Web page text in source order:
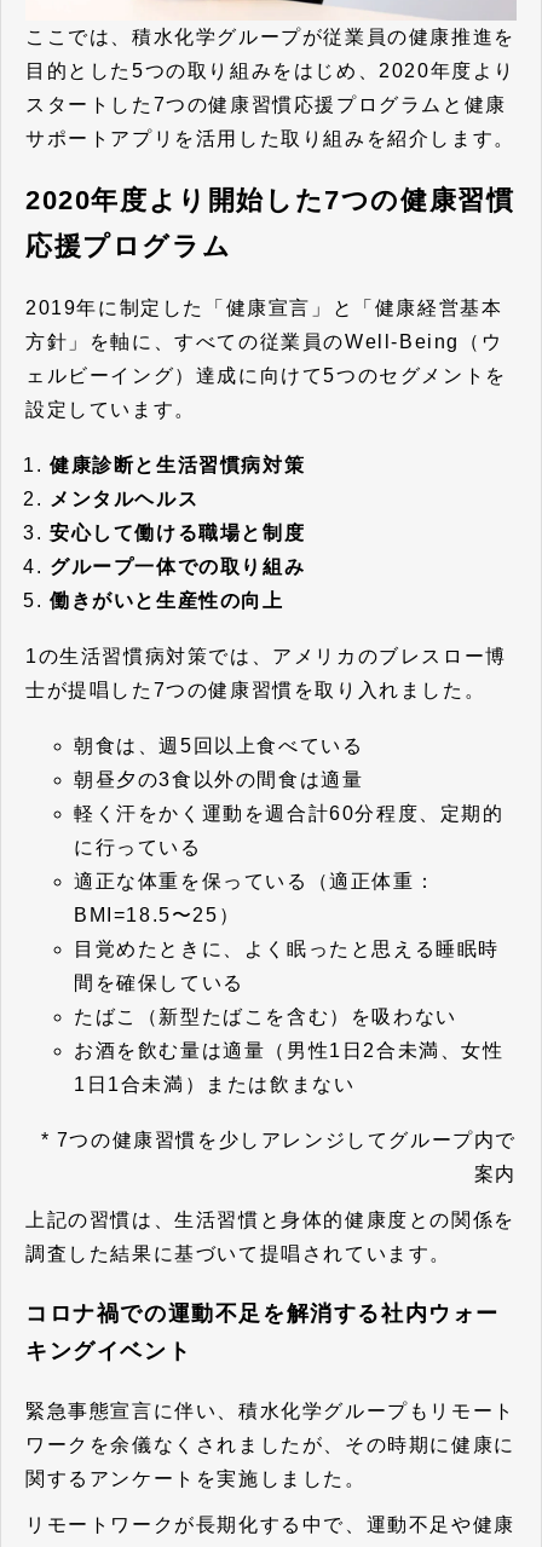
ここでは、積水化学グループが従業員の健康推進を
目的とした5つの取り組みをはじめ、2020年度より
スタートした7つの健康習慣応援プログラムと健康
サポートアプリを活用した取り組みを紹介します。
2020年度より開始した7つの健康習慣
応援プログラム
2019年に制定した「健康宣言」と「健康経営基本
方針」を軸に、すべての従業員のWell-Being（ウ
ェルビーイング）達成に向けて5つのセグメントを
設定しています。
健康診断と生活習慣病対策
メンタルヘルス
安心して働ける職場と制度
グループ一体での取り組み
働きがいと生産性の向上
1の生活習慣病対策では、 アメリカのブレスロー博
士が提唱した7つの健康習慣 を取り入れました。
朝食は、週5回以上食べている
朝昼夕の3食以外の間食は適量
軽く汗をかく運動を週合計60分程度、定期的
に行っている
適正な体重を保っている（適正体重：
BMI=18.5〜25）
目覚めたときに、よく眠ったと思える睡眠時
間を確保している
たばこ（新型たばこを含む）を吸わない
お酒を飲む量は適量（男性1日2合未満、女性
1日1合未満）または飲まない
* 7つの健康習慣を少しアレンジしてグループ内で
案内
上記の習慣は、生活習慣と身体的健康度との関係を
調査した結果に基づいて提唱されています。
コロナ禍での運動不足を解消する社内ウォー
キングイベント
緊急事態宣言に伴い、積水化学グループもリモート
ワークを余儀なくされましたが、その時期に健康に
関するアンケートを実施しました。
リモートワークが長期化する中で、運動不足や健康